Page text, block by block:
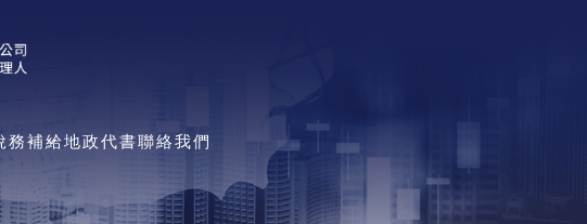
記帳代理 稅務補給 地政代書